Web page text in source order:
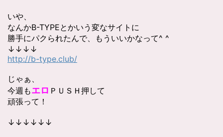
いや、
なんかB-TYPEとかいう変なサイトに
勝手にパクられたんで、もういいかなって^ ^
↓↓↓↓
http://b-type.club/
じゃぁ、
今週もエロ ＰＵＳＨ押して
頑張って！
↓↓↓↓↓↓